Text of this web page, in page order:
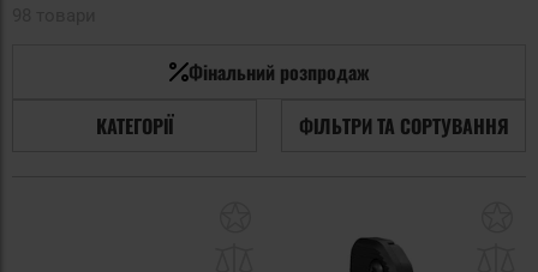
Фінальний розпродаж
КАТЕГОРІЇ
ФІЛЬТРИ ТА СОРТУВАННЯ